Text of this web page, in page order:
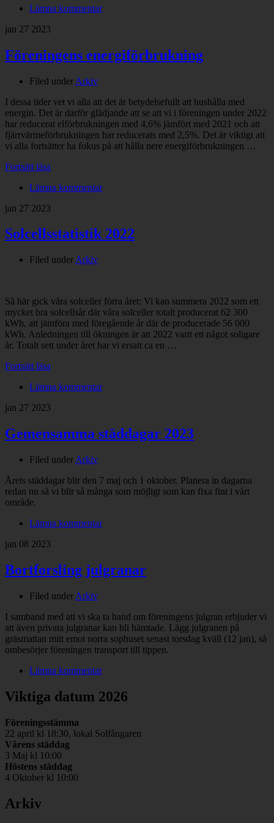
Lämna kommentar
jan 27 2023
Föreningens energiförbrukning
Filed under Arkiv
I dessa tider vet vi alla att det är betydelsefullt att hushålla med
energin. Det är därför glädjande att se att vi i föreningen under 2022
har reducerat elförbrukningen med 4,6% jämfört med 2021 och att
fjärrvärmeförbrukningen har reducerats med 2,5%. Det är viktigt att
vi alla fortsätter ha fokus på att hålla nere energiförbrukningen …
Fortsätt läsa
Lämna kommentar
jan 27 2023
Solcellsstatistik 2022
Filed under Arkiv
Så här gick våra solceller förra året: Vi kan summera 2022 som ett
mycket bra solcellsår där våra solceller totalt producerat 62 300
kWh, att jämföra med föregående år där de producerade 56 000
kWh. Anledningen till ökningen är att 2022 varit ett något soligare
år. Totalt sett under året har vi ersatt ca en …
Fortsätt läsa
Lämna kommentar
jan 27 2023
Gemensamma städdagar 2023
Filed under Arkiv
Årets städdagar blir den 7 maj och 1 oktober. Planera in dagarna
redan nu så vi blir så många som möjligt som kan fixa fint i vårt
område.
Lämna kommentar
jan 08 2023
Bortforsling julgranar
Filed under Arkiv
I samband med att vi ska ta hand om föreningens julgran erbjuder vi
att även privata julgranar kan bli hämtade. Lägg julgranen på
gräsmattan mitt emot norra sophuset senast torsdag kväll (12 jan), så
ombesörjer föreningen transport till tippen.
Lämna kommentar
Viktiga datum 2026
Föreningsstämma
22 april kl 18:30, lokal Solfångaren
Vårens städdag
3 Maj kl 10:00
Höstens städdag
4 Oktober kl 10:00
Arkiv